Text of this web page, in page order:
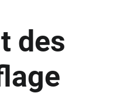
des